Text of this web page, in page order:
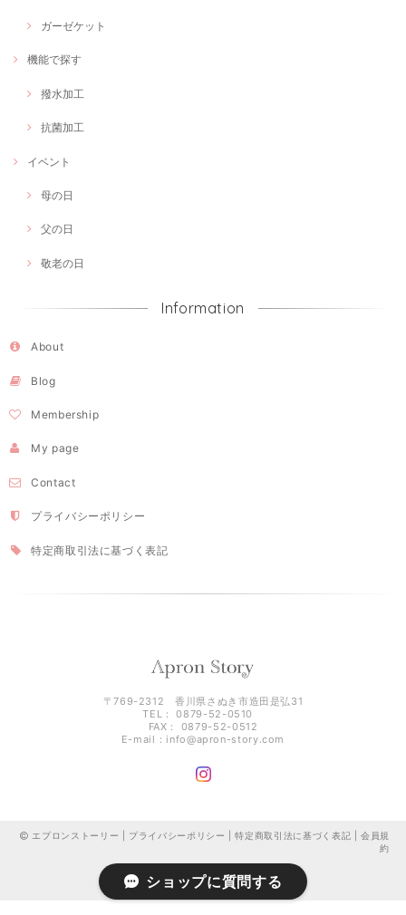
ガーゼケット
機能で探す
撥水加工
抗菌加工
イベント
母の日
父の日
敬老の日
Information
About
Blog
Membership
My page
Contact
プライバシーポリシー
特定商取引法に基づく表記
〒769-2312 香川県さぬき市造田是弘31
TEL： 0879-52-0510
FAX： 0879-52-0512
E-mail： info@apron-story.com
エプロンストーリー | プライバシーポリシー |特定商取引法に基づく表記 |会員規
約
ショップに質問する